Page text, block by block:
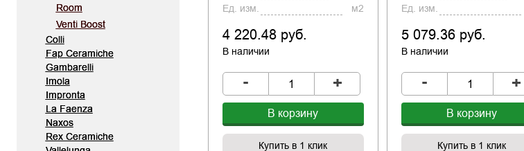
Room
Venti Boost
Colli
Fap Ceramiche
Gambarelli
Imola
Impronta
La Faenza
Naxos
Rex Ceramiche
Ед. изм.
м2
4 220.48 руб.
В наличии
- +
В корзину
Купить в 1 клик
Ед. изм.
5 079.36 руб.
В наличии
- +
В корзину
Купить в 1 клик